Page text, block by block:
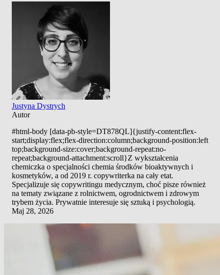
Justyna Dystrych
Autor
#html-body [data-pb-style=DT878QL]{justify-content:flex-
start;display:flex;flex-direction:column;background-position:left
top;background-size:cover;background-repeat:no-
repeat;background-attachment:scroll}Z wykształcenia
chemiczka o specjalności chemia środków bioaktywnych i
kosmetyków, a od 2019 r. copywriterka na cały etat.
Specjalizuje się copywritingu medycznym, choć pisze również
na tematy związane z rolnictwem, ogrodnictwem i zdrowym
trybem życia. Prywatnie interesuje się sztuką i psychologią.
Maj 28, 2026